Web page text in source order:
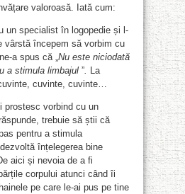
valoroasă. Iată cum:
un specialist în logopedie și l-
vârstă începem să vorbim cu
a spus că „ Nu este niciodată
a stimula limbajul ” La
cuvinte, cuvinte…
prostesc vorbind cu un
trebuie să știi că
pentru a stimula
înțelegerea bine
aici și nevoia de a fi
corpului atunci când îi
pe care le-ai pus pe tine